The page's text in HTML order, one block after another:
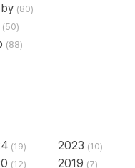
(80)
(50)
(88)
(19) 2023 (10)
(12) 2019 (7)